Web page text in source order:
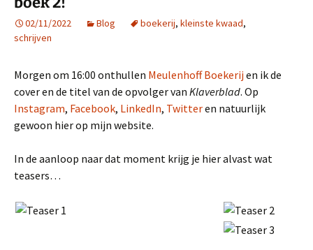
02/11/2022 Blog boekerij, kleinste kwaad,
schrijven
Morgen om 16:00 onthullen Meulenhoff Boekerijen ik de
cover en de titel van de opvolger van Klaverblad. Op
Instagram, Facebook, LinkedIn, Twitteren natuurlijk
gewoon hier op mijn website.
In de aanloop naar dat moment krijg je hier alvast wat
teasers…